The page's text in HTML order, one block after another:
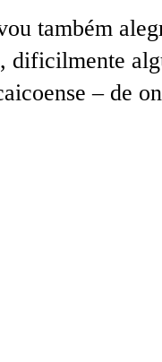
também
dificilmente
– de